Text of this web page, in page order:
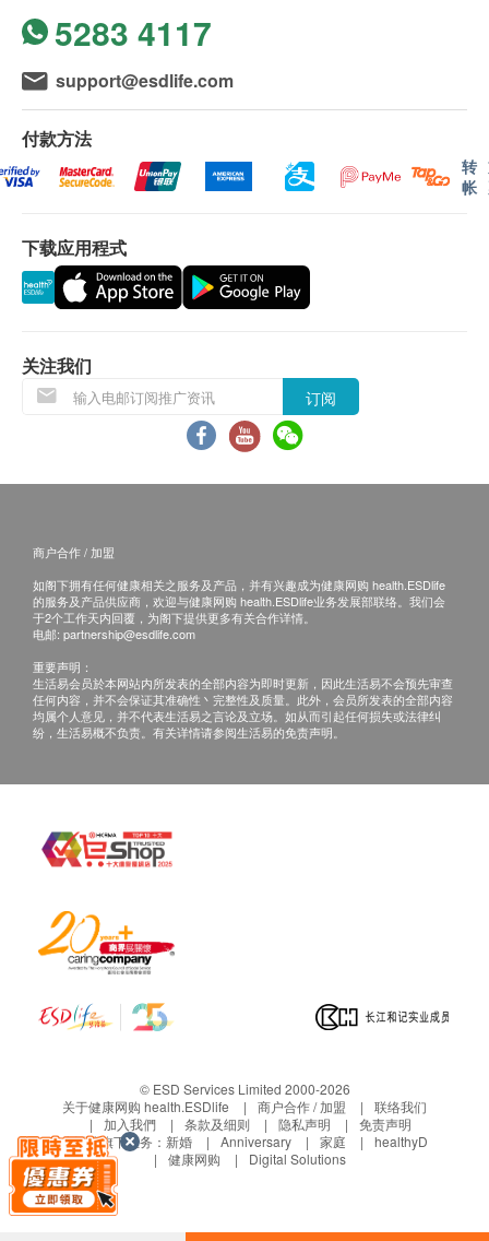
送货服务只限本地，送货范围包括港岛、九龙及新
界的一般地区。
送货服务不适用於偏远地区（例如：禁区）、离
岛、愉景湾、流浮山、马湾（东涌市镇除外）等地
区、某些偏远区域或屈臣氏蒸馏水车辆难以到达地
方及位于无升降机设施的楼层或相应的送货路程。
不排除运送时间会因节日而有所影响。当八号烈风
会延迟。
所有订单须视乎相关货品的供应情况再作最后确
认。倘若生活容易未能提供任何订单上的货品，生
电话或电邮通知顾客再作安排。
货品质量保证，於顾客收到产品当日起计，食用期
退换条款：
当顾客收取已订购货品时，有责任检查货品是否有
损毁情况，一经确认签收，恕不接受退换。
退换产品必须包装完整，如退换产品有任何残缺或
过期退回，供应商有权不受理。
如有其他损坏或遗漏查询，顾客必须保留有效收据
臣氏集团（香港）有限公司客户服务部跟进。
查询热线：2660 6633
5283 4117
support@esdlife.com
付款方法
转
帐
下载应用程式
关注我们
订阅
商户合作 / 加盟
如阁下拥有任何健康相关之服务及产品，并有兴趣成为健康网购 health.ESDlife
的服务及产品供应商，欢迎与健康网购 health.ESDlife业务发展部联络。我们会
于2个工作天内回覆，为阁下提供更多有关合作详情。
电邮: partnership@esdlife.com
重要声明：
生活易会员於本网站内所发表的全部内容为即时更新，因此生活易不会预先审查
任何内容，并不会保证其准确性丶完整性及质量。此外，会员所发表的全部内容
均属个人意见，并不代表生活易之言论及立场。如从而引起任何损失或法律纠
纷，生活易概不负责。有关详情请参阅生活易的免责声明。
© ESD Services Limited 2000-2026
关于健康网购 health.ESDlife
商户合作 / 加盟
联络我们
加入我們
条款及细则 隐私声明
免责声明
生活易旗下业务： 新婚 Anniversary 家庭
healthyD
健康网购
Digital Solutions